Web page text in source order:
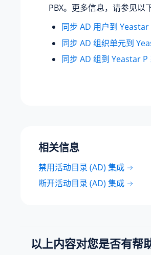
PBX。更多信息，请参见以
同步 AD 用户到 Yeastar
同步 AD 组织单元到
同步 AD 组到 Yeastar P
相关信息
禁用活动目录 (AD) 集成
断开活动目录 (AD) 集成
以上内容对您是否有帮